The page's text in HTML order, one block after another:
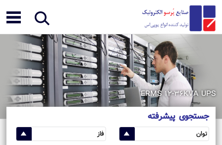
ERMS 12-36KVA UPS
جستجوی پیشرفته